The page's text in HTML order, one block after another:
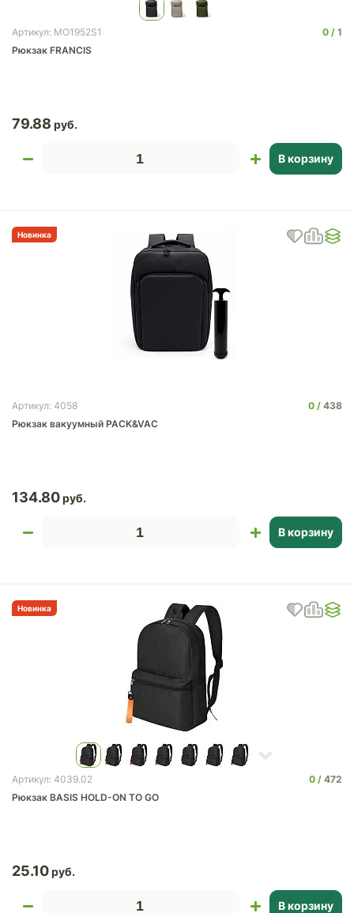
Артикул: MO1952S1 0
1
Рюкзак FRANCIS
79.88
В корзину
Новинка
Артикул: 4058 0
438
Рюкзак вакуумный PACK&VAC
134.80
В корзину
Новинка
Артикул: 4039.02 0
472
Рюкзак BASIS HOLD-ON TO GO
25.10
В корзину